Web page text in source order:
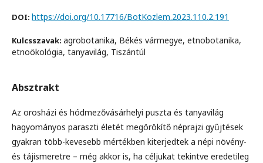
DOI: https://doi.org/10.17716/BotKozlem.2023.110.2.191
Kulcsszavak: agrobotanika, Békés vármegye, etnobotanika,
etnoökológia, tanyavilág, Tiszántúl
Absztrakt
Az orosházi és hódmezővásárhelyi puszta és tanyavilág
hagyományos paraszti életét megörökítő néprajzi gyűjtések
gyakran több-kevesebb mértékben kiterjedtek a népi növény-
és tájismeretre – még akkor is, ha céljukat tekintve eredetileg